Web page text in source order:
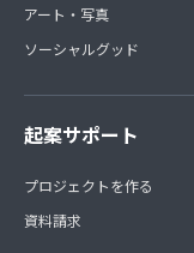
・本特典の内容を
・期間は未定 終了
お知らせください。
アート・写真
ソーシャルグッド
起案サポート
プロジェクトを作る
資料請求